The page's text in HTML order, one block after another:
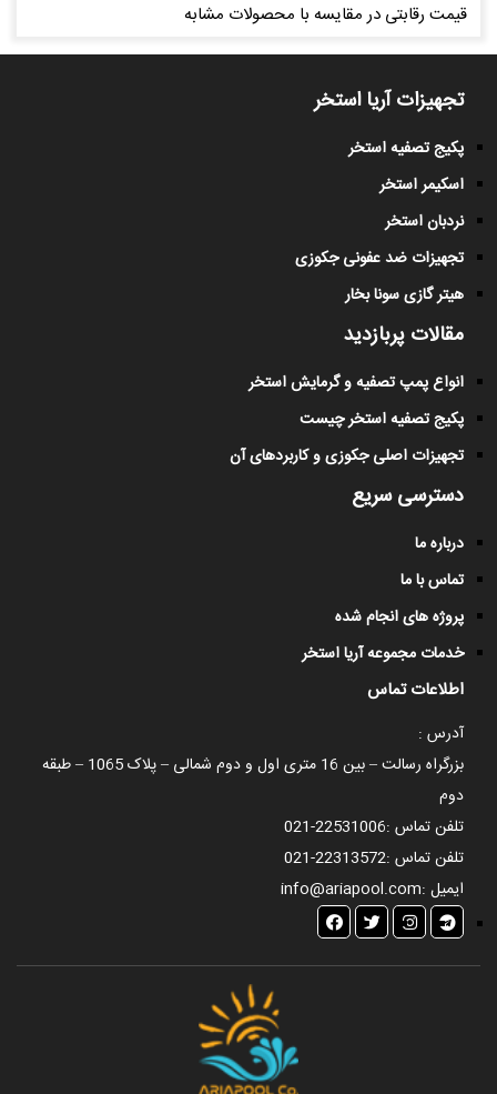
قیمت رقابتی در مقایسه با محصولات مشابه
تجهیزات آریا استخر
پکیج تصفیه استخر
اسکیمر استخر
نردبان استخر
تجهیزات ضد عفونی جکوزی
هیتر گازی سونا بخار
مقالات پربازدید
انواع پمپ تصفیه و گرمایش استخر
پکیج تصفیه استخر چیست
تجهیزات اصلی جکوزی و کاربردهای آن
دسترسی سریع
درباره ما
تماس با ما
پروژه های انجام شده
خدمات مجموعه آریا استخر
اطلاعات تماس
آدرس :
بزرگراه رسالت – بین 16 متری اول و دوم شمالی – پلاک 1065 – طبقه
دوم
تلفن تماس :021-22531006
تلفن تماس :021-22313572
ایمیل :info@ariapool.com